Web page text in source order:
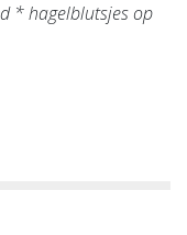
* hagelblutsjes op